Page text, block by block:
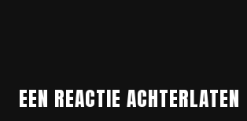
EEN REACTIE ACHTERLATEN